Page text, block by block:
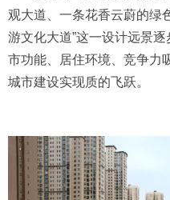
观大道、一条花香云蔚的绿
游文化大道”这一设计远景
市功能、居住环境、竞争力
城市建设实现质的飞跃。